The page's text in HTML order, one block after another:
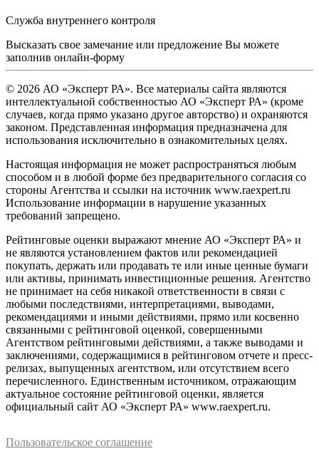
Служба внутреннего контроля
Высказать свое замечание или предложение Вы можете
заполнив онлайн-форму
© 2026 АО «Эксперт РА». Все материалы сайта являются
интеллектуальной собственностью АО «Эксперт РА» (кроме
случаев, когда прямо указано другое авторство) и охраняются
законом. Представленная информация предназначена для
использования исключительно в ознакомительных целях.
Настоящая информация не может распространяться любым
способом и в любой форме без предварительного согласия со
стороны Агентства и ссылки на источник www.raexpert.ru
Использование информации в нарушение указанных
требований запрещено.
Рейтинговые оценки выражают мнение АО «Эксперт РА» и
не являются установлением фактов или рекомендацией
покупать, держать или продавать те или иные ценные бумаги
или активы, принимать инвестиционные решения. Агентство
не принимает на себя никакой ответственности в связи с
любыми последствиями, интерпретациями, выводами,
рекомендациями и иными действиями, прямо или косвенно
связанными с рейтинговой оценкой, совершенными
Агентством рейтинговыми действиями, а также выводами и
заключениями, содержащимися в рейтинговом отчете и пресс-
релизах, выпущенных агентством, или отсутствием всего
перечисленного. Единственным источником, отражающим
актуальное состояние рейтинговой оценки, является
официальный сайт АО «Эксперт РА» www.raexpert.ru.
Пользовательское соглашение